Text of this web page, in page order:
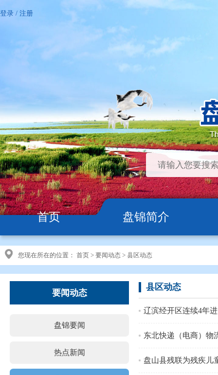
登录 / 注册
首页 盘锦简介
您现在所在的位置： 首页 > 要闻动态 > 县区动态
要闻动态
盘锦要闻
热点新闻
县区动态
辽滨经开区连续4年
东北快递（电商）物
盘山县残联为残疾儿